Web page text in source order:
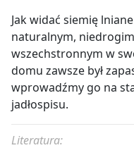
Jak widać siemię
naturalnym,
wszechstronnym w
domu zawsze był
wprowadźmy go na
jadłospisu.
Literatura: